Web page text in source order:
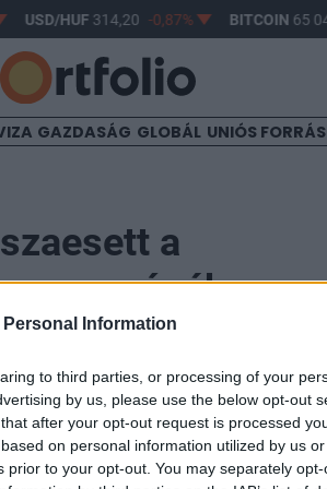
Information
to third parties, or processing of your
by us, please use the below opt-out
after your opt-out request is processed
on personal information utilized by us
prior to your opt-out. You may separately
USD/HUF 314,20 -0,87% BITCOIN65
GAZDASÁG GLOBÁL UNIÓS
a
eurozónában
az eurozónás kiskereskedelmi
(felülvizsgált) bővülést